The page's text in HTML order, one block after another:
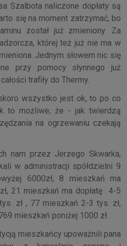
Szalbota naliczone dopłaty są
się na moment zatrzymać, bo
został już zmieniony. Za
której też już nie ma w
Jednym słowem nic się
przy pomocy słynnego już
trafiły do Thermy.
wszystko jest ok, to po co
to możliwe, że - jak twierdzą
na ogrzewaniu czekają
nam przez Jerzego Skwarka,
w administracji spółdzielni 9
6000zł, 8 mieszkań ma
21 mieszkań ma dopłatę 4-5
zł , 77 mieszkań 2-3 tys. zł,
mieszkań poniżej 1000 zł .
mieszkańcy upoważnili pana